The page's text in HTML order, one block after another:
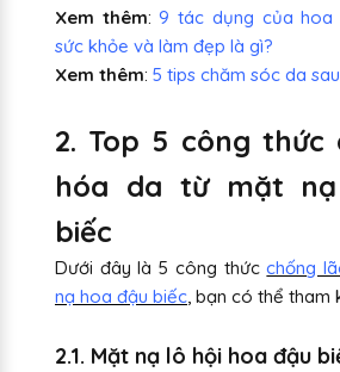
Xem thêm:9 tác dụng của hoa
sức khỏe và làm đẹp là gì?
Xem thêm: 5 tips chăm sóc da
2. Top 5 công thức
hóa da từ mặt
biếc
Dưới đây là 5 công thứcchống
nạ hoa đậu biếc, bạn có thể tham
2.1. Mặt nạ lô hội hoa đậu